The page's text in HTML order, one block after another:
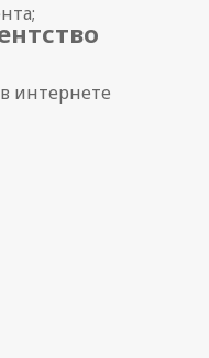
интернете